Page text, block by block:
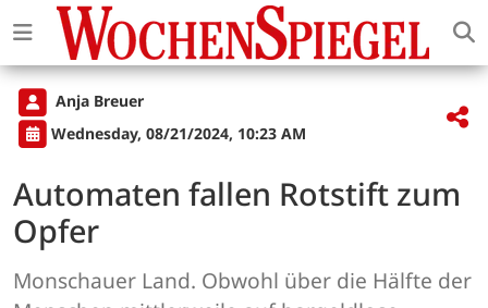
Anja Breuer
Wednesday, 08/21/2024, 10:23 AM
Automaten fallen Rotstift zum
Opfer
Monschauer Land. Obwohl über die Hälfte der